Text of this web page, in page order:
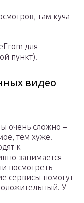
там куча
для
пункт).
видео
очень сложно –
тем хуже.
к
занимается
посмотреть
сервисы помогут
У